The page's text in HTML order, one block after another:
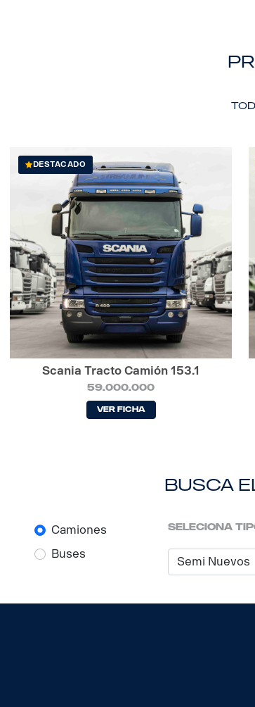
DESTACADO
Scania Tracto Camión 153.1
59.000.000
Ver Ficha
busca
Camiones
Buses
seleciona